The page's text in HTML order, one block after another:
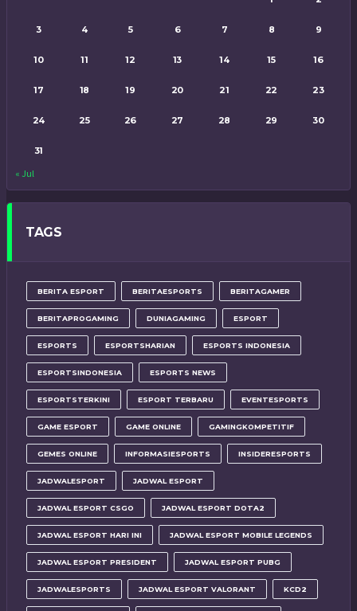
3 4 5 6 7 8 9
10 11 12 13 14 15 16
17 18 19 20 21 22 23
24 25 26 27 28 29 30
31
« Jul
TAGS
BERITA ESPORT BERITAESPORTS BERITAGAMER
BERITAPROGAMING DUNIAGAMING ESPORT
ESPORTS ESPORTSHARIAN ESPORTS INDONESIA
ESPORTSINDONESIA ESPORTS NEWS
ESPORTSTERKINI ESPORT TERBARU EVENTESPORTS
GAME ESPORT GAME ONLINE GAMINGKOMPETITIF
GEMES ONLINE INFORMASIESPORTS INSIDERESPORTS
JADWALESPORT JADWAL ESPORT
JADWAL ESPORT CSGO JADWAL ESPORT DOTA2
JADWAL ESPORT HARI INI JADWAL ESPORT MOBILE LEGENDS
JADWAL ESPORT PRESIDENT JADWAL ESPORT PUBG
JADWALESPORTS JADWAL ESPORT VALORANT KCD2